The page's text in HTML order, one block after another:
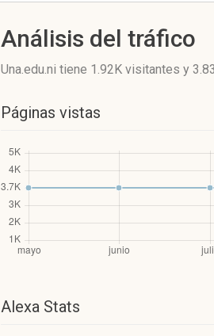
Análisis del tráfico
Una.edu.ni tiene 1.92K visitantes y
Páginas vistas
Alexa Stats